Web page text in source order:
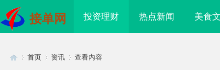
接单网 投资理财 热点新闻 美食
首页 资讯 查看内容